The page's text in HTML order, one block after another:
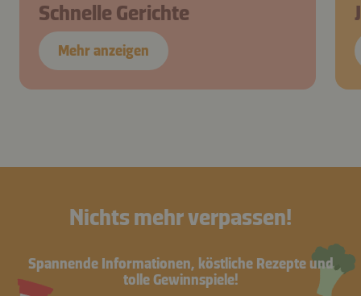
Schnelle Gerichte
Mehr anzeigen
Nichts mehr verpassen!
Spannende Informationen, köstliche Rezepte und
tolle Gewinnspiele!